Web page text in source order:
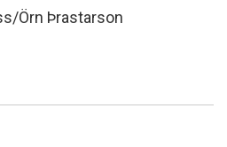
Örn Þrastarson